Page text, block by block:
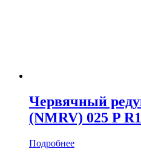
Червячный
(NMRV) 025 P
Подробнее